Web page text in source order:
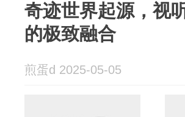
奇迹世界起源，视
的极致融合
煎蛋d 2025-05-05